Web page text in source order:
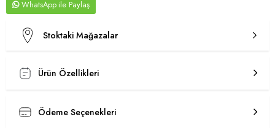
WhatsApp
Stoktaki Mağazalar
Ürün Özellikleri
Ödeme Seçenekleri